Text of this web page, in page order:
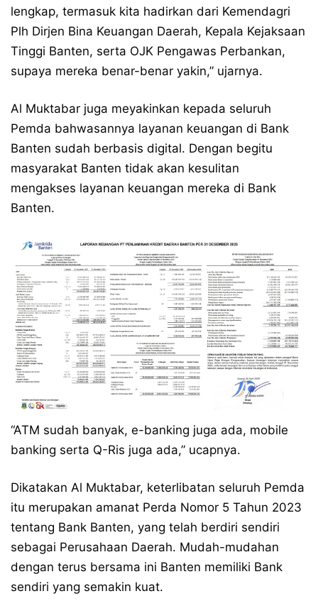
lengkap, termasuk kita hadirkan dari Kemendagri
Plh Dirjen Bina Keuangan Daerah, Kepala Kejaksaan
Tinggi Banten, serta OJK Pengawas Perbankan,
supaya mereka benar-benar yakin,” ujarnya.
Al Muktabar juga meyakinkan kepada seluruh
Pemda bahwasannya layanan keuangan di Bank
Banten sudah berbasis digital. Dengan begitu
masyarakat Banten tidak akan kesulitan
mengakses layanan keuangan mereka di Bank
Banten.
“ATM sudah banyak, e-banking juga ada, mobile
banking serta Q-Ris juga ada,” ucapnya.
Dikatakan Al Muktabar, keterlibatan seluruh Pemda
itu merupakan amanat Perda Nomor 5 Tahun 2023
tentang Bank Banten, yang telah berdiri sendiri
sebagai Perusahaan Daerah. Mudah-mudahan
dengan terus bersama ini Banten memiliki Bank
sendiri yang semakin kuat.